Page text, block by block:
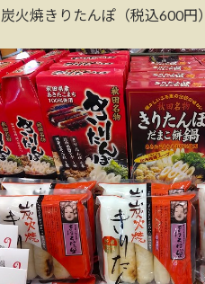
火焼きりたんぽ（税込600円）